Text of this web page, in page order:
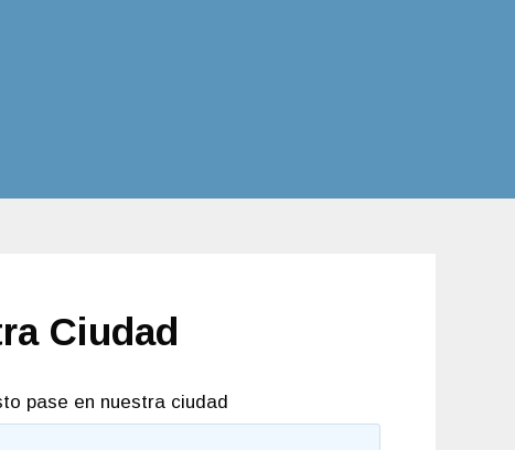
Ciudad
pase en nuestra ciudad